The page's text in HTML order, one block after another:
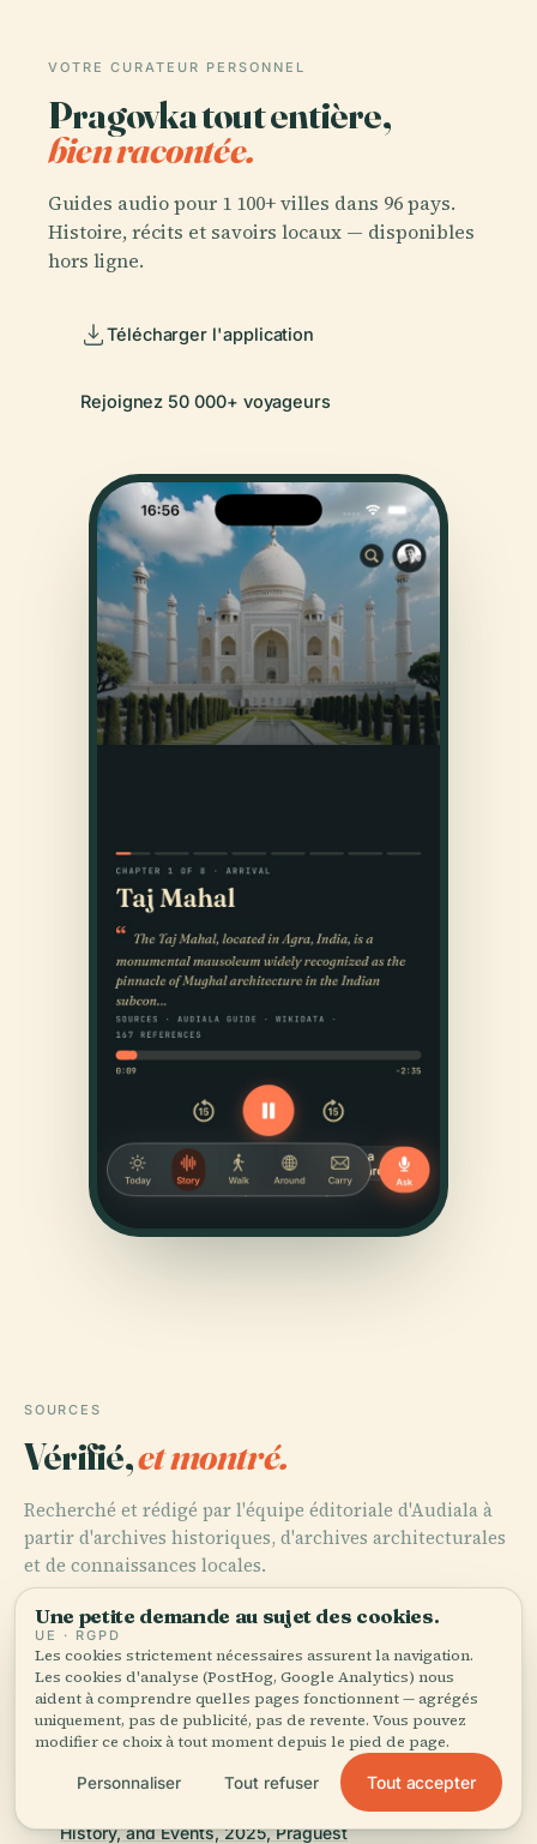
VOTRE CURATEUR PERSONNEL
Pragovka tout entière,
bien racontée.
Guides audio pour 1 100+ villes dans 96 pays.
Histoire, récits et savoirs locaux — disponibles
hors ligne.
Télécharger l'application
Rejoignez 50 000+ voyageurs
SOURCES
Vérifié,et montré.
Recherché et rédigé par l'équipe éditoriale d'Audiala à
partir d'archives historiques, d'archives architecturales
et de connaissances locales.
Dernière révision : August 2025
Pragovka Prague: Visiting Hours, Tickets, and Historical
Significance, 2025, Ex Utopia
Visiting Pragovka: Prague’s Cultural Hub with Art,
History, and Events, 2025, Praguest
Une petite demande au sujet des cookies.
UE · RGPD
Les cookies strictement nécessaires assurent la navigation.
Les cookies d'analyse (PostHog, Google Analytics) nous
aident à comprendre quelles pages fonctionnent — agrégés
uniquement, pas de publicité, pas de revente. Vous pouvez
modifier ce choix à tout moment depuis le pied de page.
Personnaliser Tout refuser Tout accepter